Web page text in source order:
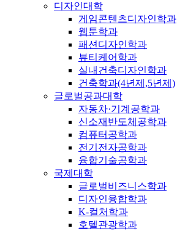
디자인대학
게임콘텐츠디자인학과
웹툰학과
패션디자인학과
뷰티케어학과
실내건축디자인학과
건축학과(4년제,5년제)
글로벌공과대학
자동차·기계공학과
신소재반도체공학과
컴퓨터공학과
전기전자공학과
융합기술공학과
국제대학
글로벌비즈니스학과
디자인융합학과
K-컬처학과
호텔관광학과